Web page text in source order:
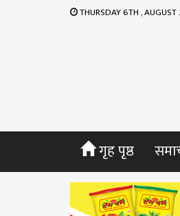
THURSDAY 6TH , AUGUST
गृह पृष्ठ